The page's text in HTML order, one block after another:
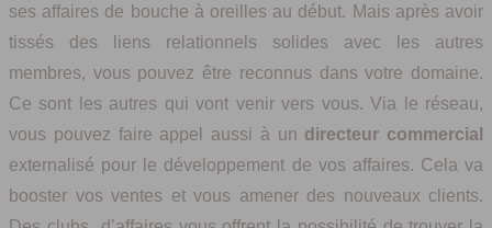
ses affaires de bouche à oreilles au début. Mais après avoir
tissés des liens relationnels solides avec les autres
membres, vous pouvez être reconnus dans votre domaine.
Ce sont les autres qui vont venir vers vous. Via le réseau,
vous pouvez faire appel aussi à un directeur commercial
externalisé pour le développement de vos affaires. Cela va
booster vos ventes et vous amener des nouveaux clients.